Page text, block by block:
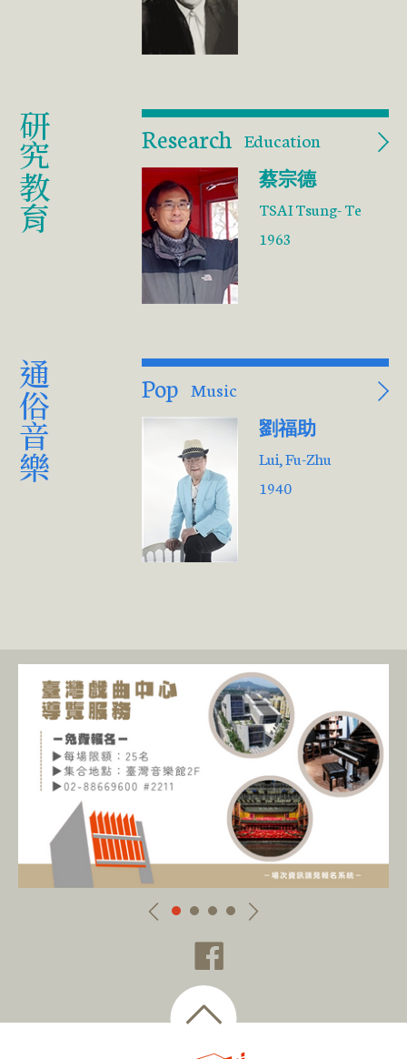
研究教育 Research Education
蔡宗德
TSAI Tsung- Te
1963
通俗音樂 Pop Music
劉福助
Lui, Fu-Zhu
1940